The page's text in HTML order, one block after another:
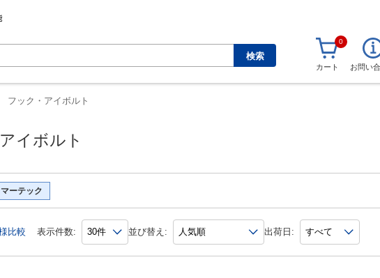
検索
0
カート お問い
フック・アイボルト
イボルト
ーテック
比較 表示件数: 並び替え: 出荷日: